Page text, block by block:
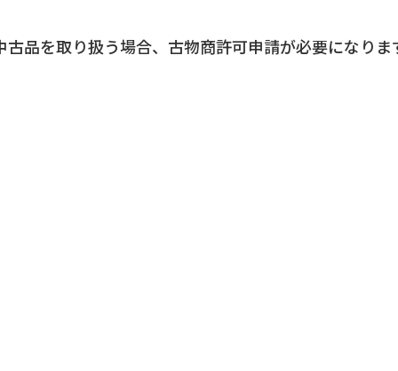
品を取り扱う場合、古物商許可申請が必要になりま